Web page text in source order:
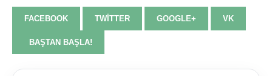
FACEBOOK TWITTER GOOGLE+ VK
BAŞTAN BAŞLA!